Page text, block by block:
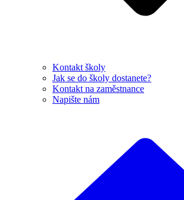
Kontakt školy
Jak se do školy dostanete?
Kontakt na zaměstnance
Napište nám